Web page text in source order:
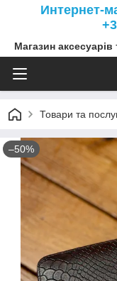
Магазин аксесуарів
Товари та
–50%